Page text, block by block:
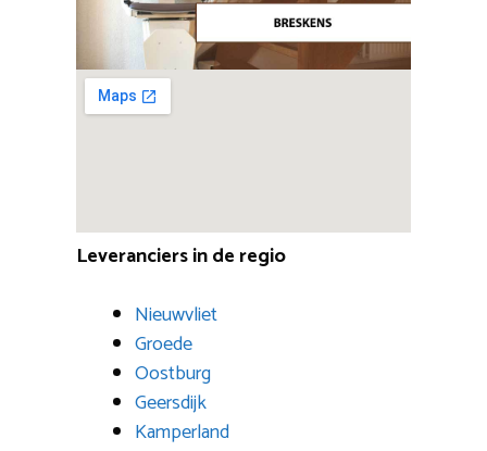
Leveranciers in de regio
Nieuwvliet
Groede
Oostburg
Geersdijk
Kamperland